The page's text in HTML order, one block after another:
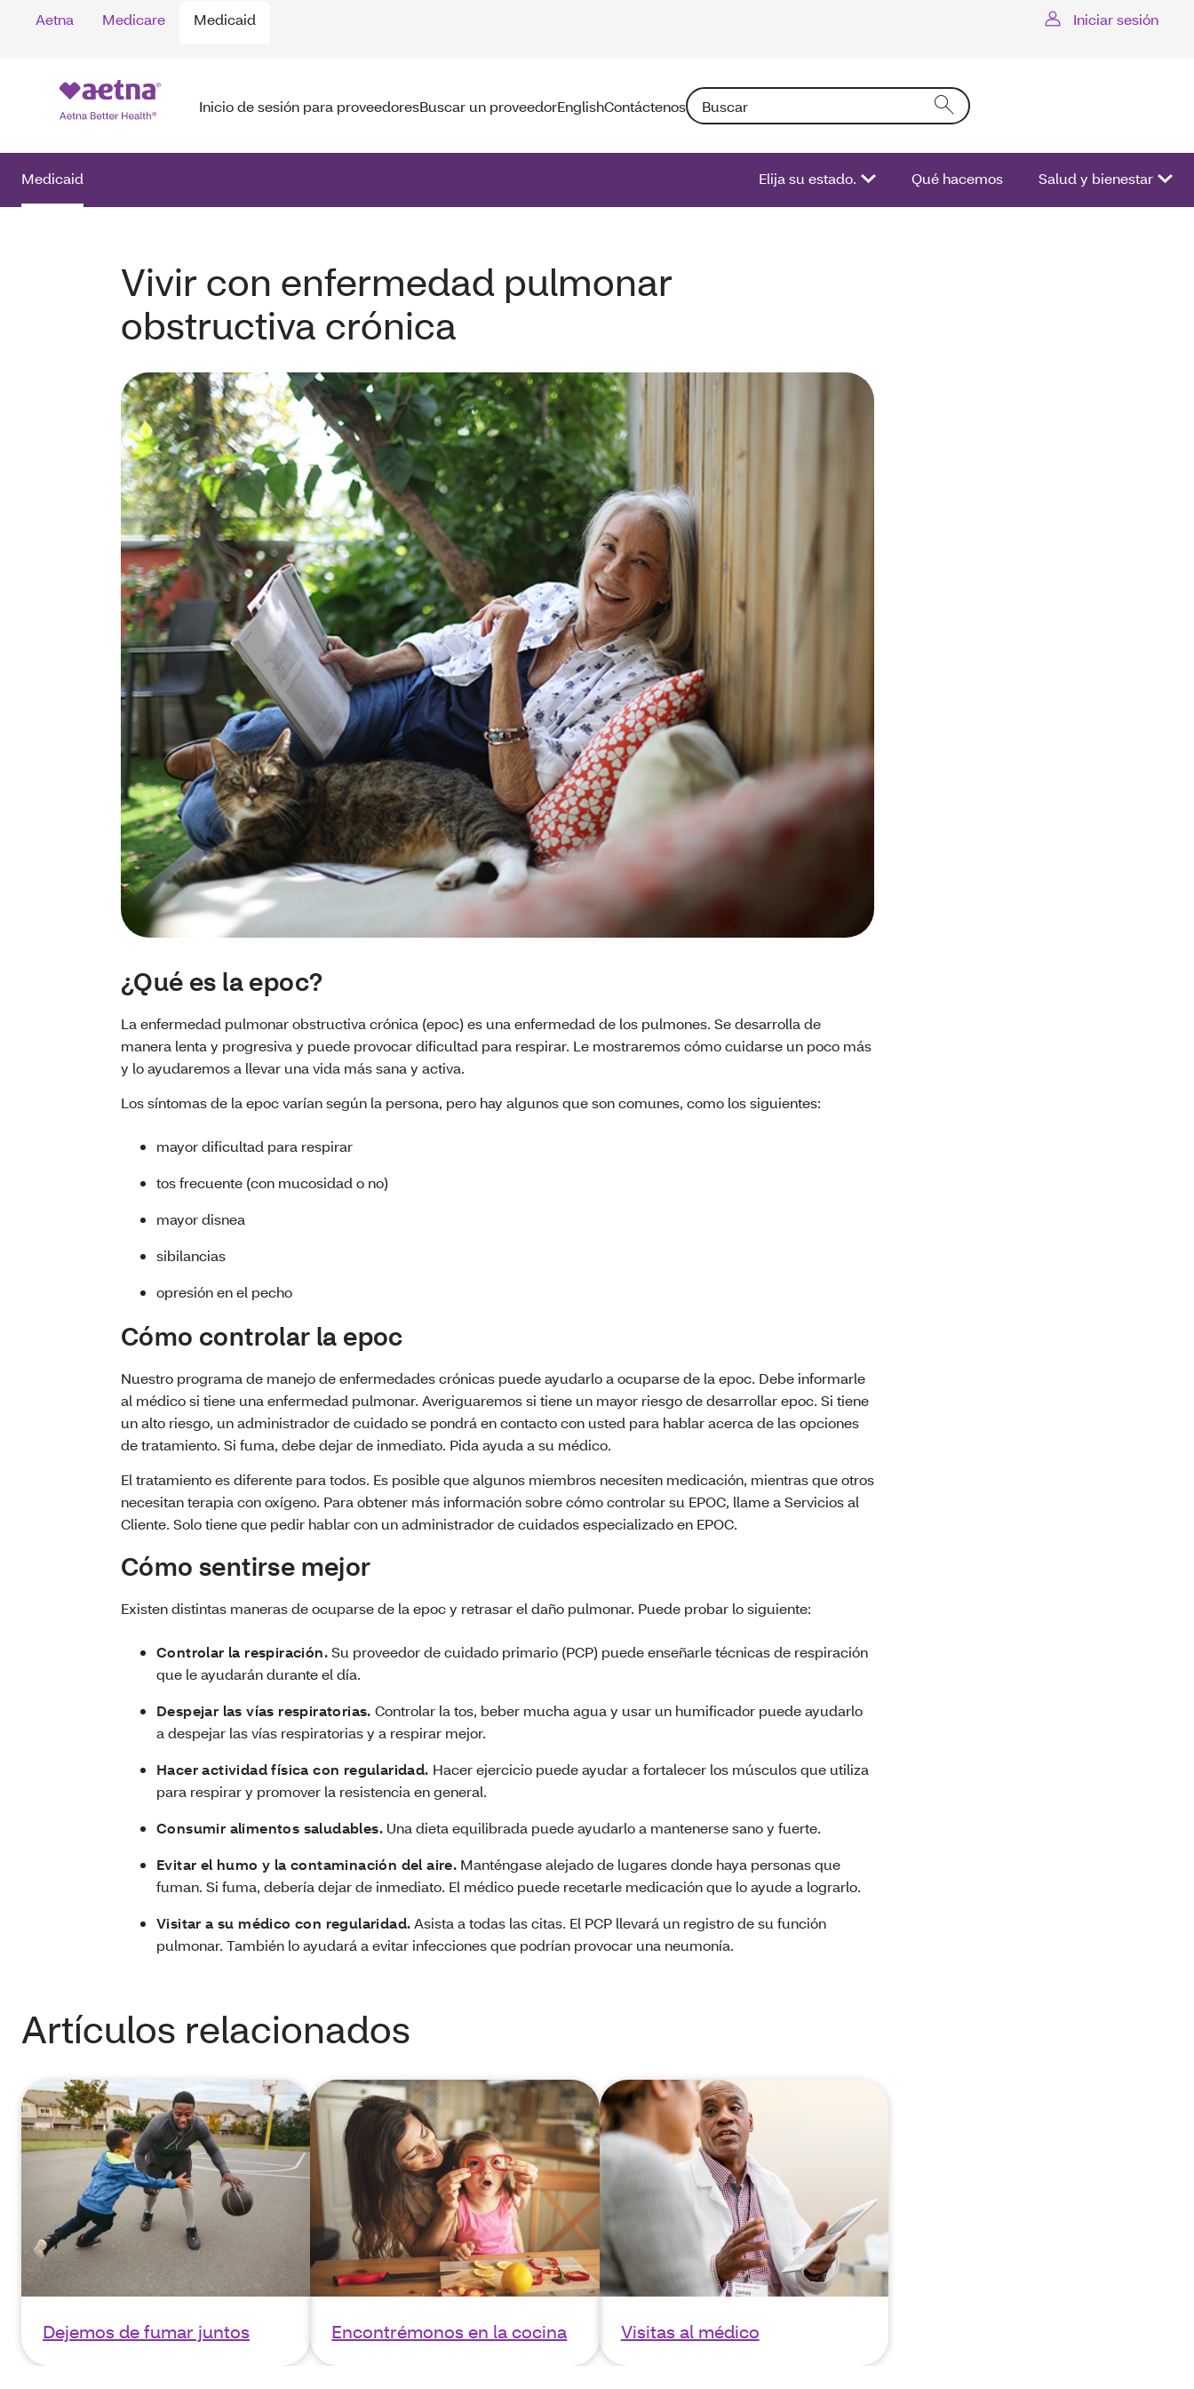
Aetna Medicare Medicaid Iniciar sesión
Inicio de sesión para proveedoresBuscar un proveedorEnglishContáctenosBúsqueda: Si ingresa texto en el campo de la forma se activará una lista de
Medicaid Elija su estado. Qué hacemos Salud y bienestar
Vivir con enfermedad pulmonar
obstructiva crónica
¿Qué es la epoc?
La enfermedad pulmonar obstructiva crónica (epoc) es una enfermedad de los pulmones. Se desarrolla de
manera lenta y progresiva y puede provocar dificultad para respirar. Le mostraremos cómo cuidarse un poco más
y lo ayudaremos a llevar una vida más sana y activa.
Los síntomas de la epoc varían según la persona, pero hay algunos que son comunes, como los siguientes:
mayor dificultad para respirar
tos frecuente (con mucosidad o no)
mayor disnea
sibilancias
opresión en el pecho
Cómo controlar la epoc
Nuestro programa de manejo de enfermedades crónicas puede ayudarlo a ocuparse de la epoc. Debe informarle
al médico si tiene una enfermedad pulmonar. Averiguaremos si tiene un mayor riesgo de desarrollar epoc. Si tiene
un alto riesgo, un administrador de cuidado se pondrá en contacto con usted para hablar acerca de las opciones
de tratamiento. Si fuma, debe dejar de inmediato. Pida ayuda a su médico.
El tratamiento es diferente para todos. Es posible que algunos miembros necesiten medicación, mientras que otros
necesitan terapia con oxígeno. Para obtener más información sobre cómo controlar su EPOC, llame a Servicios al
Cliente. Solo tiene que pedir hablar con un administrador de cuidados especializado en EPOC.
Cómo sentirse mejor
Existen distintas maneras de ocuparse de la epoc y retrasar el daño pulmonar. Puede probar lo siguiente:
Controlar la respiración.Su proveedor de cuidado primario (PCP) puede enseñarle técnicas de respiración
que le ayudarán durante el día.
Despejar las vías respiratorias.Controlar la tos, beber mucha agua y usar un humificador puede ayudarlo
a despejar las vías respiratorias y a respirar mejor.
Hacer actividad física con regularidad. Hacer ejercicio puede ayudar a fortalecer los músculos que utiliza
para respirar y promover la resistencia en general.
Consumir alimentos saludables. Una dieta equilibrada puede ayudarlo a mantenerse sano y fuerte.
Evitar el humo y la contaminación del aire. Manténgase alejado de lugares donde haya personas que
fuman. Si fuma, debería dejar de inmediato. El médico puede recetarle medicación que lo ayude a lograrlo.
Visitar a su médico con regularidad.Asista a todas las citas. El PCP llevará un registro de su función
pulmonar. También lo ayudará a evitar infecciones que podrían provocar una neumonía.
Artículos relacionados
Dejemos de fumar juntos Encontrémonos en la cocina Visitas al médico